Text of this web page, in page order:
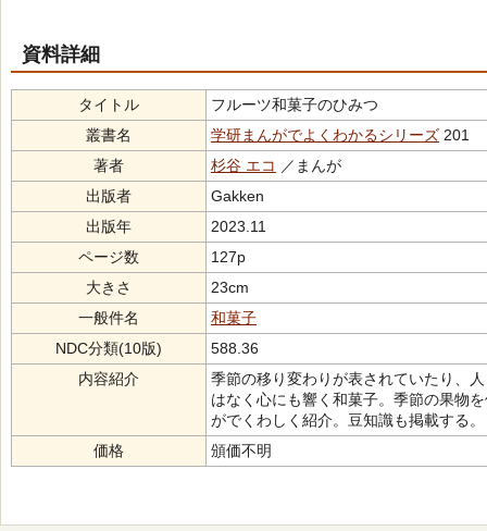
資料詳細
タイトル
フルーツ和菓子のひみつ
叢書名
学研まんがでよくわかるシリーズ 201
著者
杉谷 エコ ／まんが
出版者
Gakken
出版年
2023.11
ページ数
127p
大きさ
23cm
一般件名
和菓子
NDC分類(10版)
588.36
内容紹介
季節の移り変わりが表されていたり、
はなく心にも響く和菓子。季節の果物
がでくわしく紹介。豆知識も掲載する。
価格
頒価不明